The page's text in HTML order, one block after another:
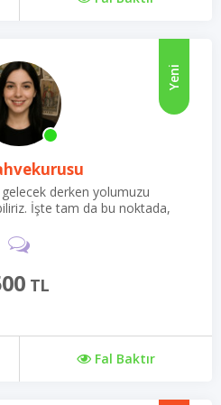
Yeni
derken yolumuzu
İşte tam da bu noktada,
TL
Fal Baktır